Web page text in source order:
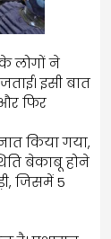
लोगों ने
इसी बात
फिर
किया गया,
बेकाबू होने
जिसमें 5